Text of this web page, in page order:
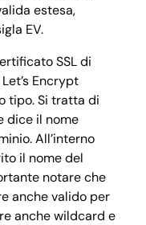
estesa,
EV.
SSL di
Encrypt
tipo. Si tratta di
dice il nome
All’interno
il nome del
notare che
anche valido per
anchewildcard e